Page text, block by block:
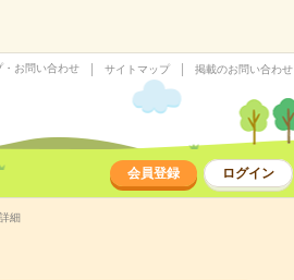
・お問い合わせ サイトマップ 掲載のお問い合わせ
会員登録 ログイン
細